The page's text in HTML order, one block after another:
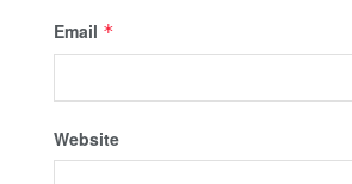
Email *
Website